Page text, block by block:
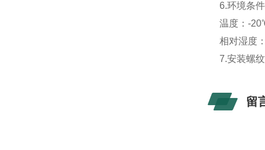
6.环境条
温度：-
相对湿度
7.安装螺
留